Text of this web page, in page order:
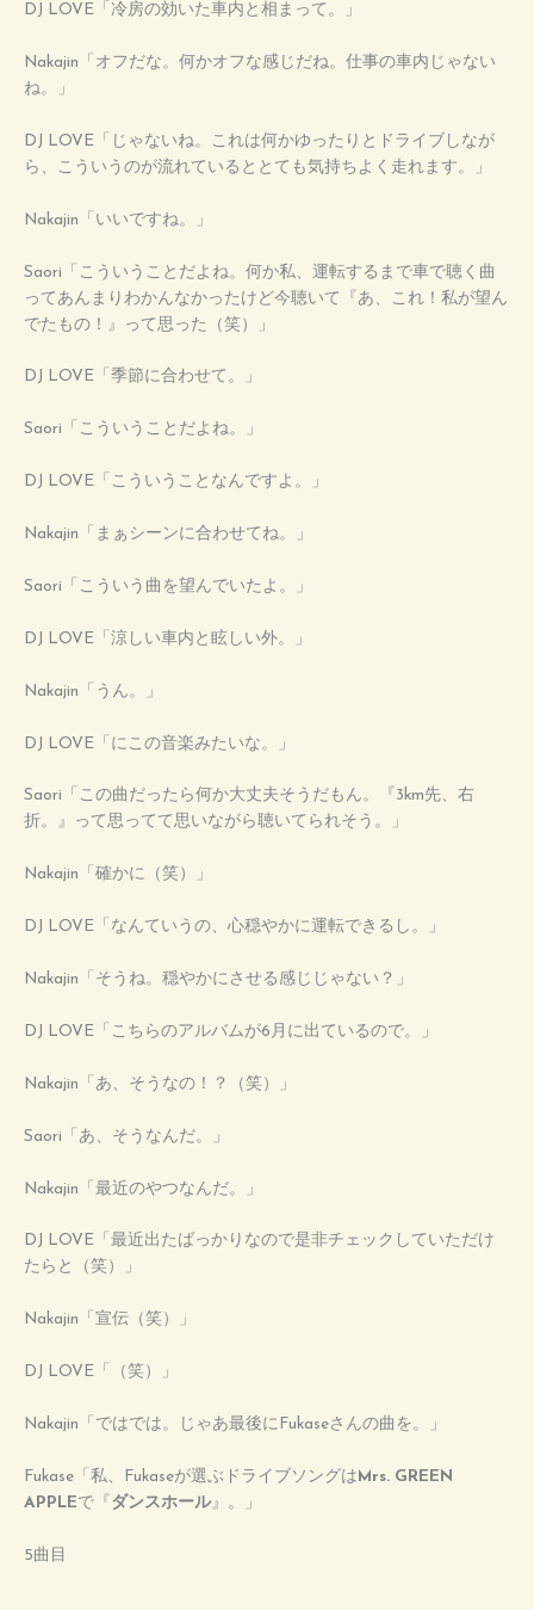
DJ LOVE「冷房の効いた車内と相まって。」
Nakajin「オフだな。何かオフな感じだね。仕事の車内じゃない
ね。」
DJ LOVE「じゃないね。これは何かゆったりとドライブしなが
ら、こういうのが流れているととても気持ちよく走れます。」
Nakajin「いいですね。」
Saori「こういうことだよね。何か私、運転するまで車で聴く曲
ってあんまりわかんなかったけど今聴いて『あ、これ！私が望ん
でたもの！』って思った（笑）」
DJ LOVE「季節に合わせて。」
Saori「こういうことだよね。」
DJ LOVE「こういうことなんですよ。」
Nakajin「まぁシーンに合わせてね。」
Saori「こういう曲を望んでいたよ。」
DJ LOVE「涼しい車内と眩しい外。」
Nakajin「うん。」
DJ LOVE「にこの音楽みたいな。」
Saori「この曲だったら何か大丈夫そうだもん。『3km先、右
折。』って思ってて思いながら聴いてられそう。」
Nakajin「確かに（笑）」
DJ LOVE「なんていうの、心穏やかに運転できるし。」
Nakajin「そうね。穏やかにさせる感じじゃない？」
DJ LOVE「こちらのアルバムが6月に出ているので。」
Nakajin「あ、そうなの！？（笑）」
Saori「あ、そうなんだ。」
Nakajin「最近のやつなんだ。」
DJ LOVE「最近出たばっかりなので是非チェックしていただけ
たらと（笑）」
Nakajin「宣伝（笑）」
DJ LOVE「（笑）」
Nakajin「ではでは。じゃあ最後にFukaseさんの曲を。」
Fukase「私、Fukaseが選ぶドライブソングは Mrs. GREEN
APPLEで『 ダンスホール』。」
5曲目